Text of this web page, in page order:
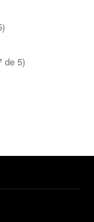
de 5)